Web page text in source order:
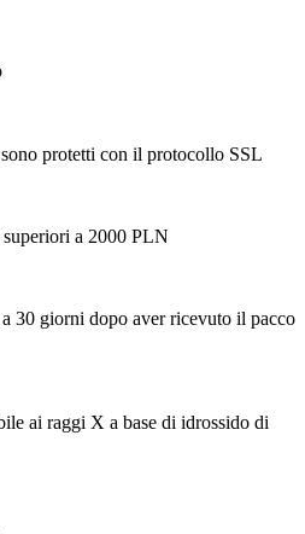
protetti con il protocollo SSL
a 2000 PLN
30 giorni dopo aver ricevuto il pacco
ai raggi X a base di idrossido di